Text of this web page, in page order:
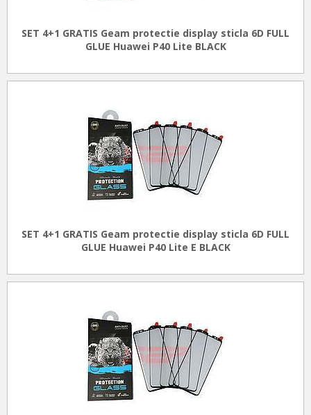
SET 4+1 GRATIS Geam protectie display sticla 6D FULL
GLUE Huawei P40 Lite BLACK
SET 4+1 GRATIS Geam protectie display sticla 6D FULL
GLUE Huawei P40 Lite E BLACK